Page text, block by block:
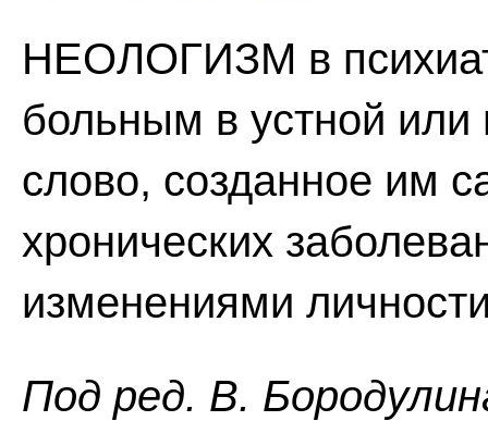
НЕОЛОГИЗМ в
больным в устной
слово, созданное им
хронических
изменениями
Пoд peд. B.